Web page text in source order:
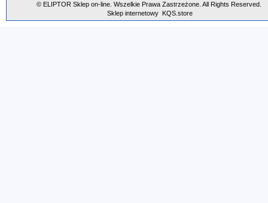
© ELIPTOR Sklep on-line. Wszelkie Prawa Zastrzeżone. All Rights Reserved.
Sklep internetowy
KQS.store